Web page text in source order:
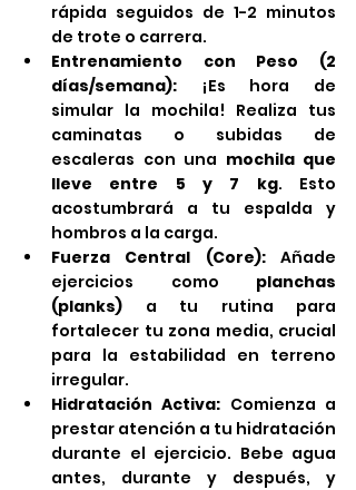
rápida seguidos de 1-2 minutos
de trote o carrera.
Entrenamiento con Peso (2
días/semana): ¡Es hora de
simular la mochila! Realiza tus
caminatas o subidas de
escaleras con una mochila que
lleve entre 5 y 7 kg. Esto
acostumbrará a tu espalda y
hombros a la carga.
Fuerza Central (Core): Añade
ejercicios como planchas
(planks) a tu rutina para
fortalecer tu zona media, crucial
para la estabilidad en terreno
irregular.
Hidratación Activa: Comienza a
prestar atención a tu hidratación
durante el ejercicio. Bebe agua
antes, durante y después, y